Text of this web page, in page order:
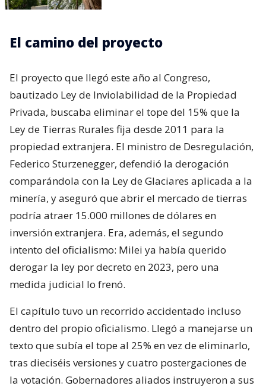
El camino del proyecto
El proyecto que llegó este año al Congreso,
bautizado Ley de Inviolabilidad de la Propiedad
Privada, buscaba eliminar el tope del 15% que la
Ley de Tierras Rurales fija desde 2011 para la
propiedad extranjera. El ministro de Desregulación,
Federico Sturzenegger, defendió la derogación
comparándola con la Ley de Glaciares aplicada a la
minería, y aseguró que abrir el mercado de tierras
podría atraer 15.000 millones de dólares en
inversión extranjera. Era, además, el segundo
intento del oficialismo: Milei ya había querido
derogar la ley por decreto en 2023, pero una
medida judicial lo frenó.
El capítulo tuvo un recorrido accidentado incluso
dentro del propio oficialismo. Llegó a manejarse un
texto que subía el tope al 25% en vez de eliminarlo,
tras dieciséis versiones y cuatro postergaciones de
la votación. Gobernadores aliados instruyeron a sus